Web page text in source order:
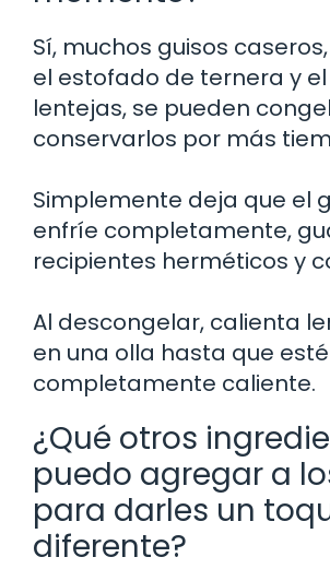
Sí, muchos guisos
el estofado de ternera y
lentejas, se pueden
conservarlos por más
Simplemente deja que el
enfríe completamente,
recipientes herméticos y
Al descongelar, calienta
en una olla hasta que esté
completamente caliente.
¿Qué otros
puedo agregar a
para darles un
diferente?